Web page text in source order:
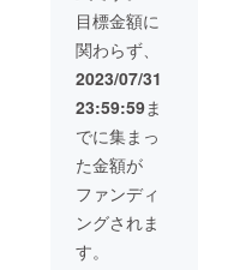
茶葉
「やぶ
きた」
を使用
してい
ます。
海外品
種より
渋みが
少なく
フルー
ツ
本 産
地：お
届け商
品のラ
表記 本
品製造
は小
麦、
乳、大
インマ
スカッ
ト
（20g）
、清水
白桃
（16g）
、かお
り梨
（20g）
、瀬戸
ジャイ
目標金額に
関わらず、
2023/07/31
23:59:59ま
でに集まっ
た金額が
ファンディ
ングされま
す。